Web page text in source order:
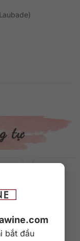
bắt đầu
đá viên, pha
là quả mận khô
đan xen ngọt và
tự